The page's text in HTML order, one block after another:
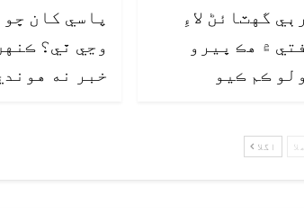
گهٽائڻ لاءِ
۾ هڪ ڀيرو
ڪم ڪيو
پاسي کان
وڃي ٿي؟
خبر نه
اگلا